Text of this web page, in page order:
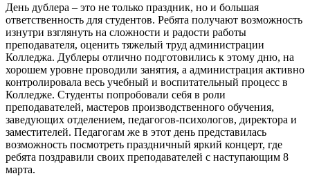
День дублера – это не только праздник, но и большая
ответственность для студентов. Ребята получают возможность
изнутри взглянуть на сложности и радости работы
преподавателя, оценить тяжелый труд администрации
Колледжа. Дублеры отлично подготовились к этому дню, на
хорошем уровне проводили занятия, а администрация активно
контролировала весь учебный и воспитательный процесс в
Колледже. Студенты попробовали себя в роли
преподавателей, мастеров производственного обучения,
заведующих отделением, педагогов-психологов, директора и
заместителей. Педагогам же в этот день представилась
возможность посмотреть праздничный яркий концерт, где
ребята поздравили своих преподавателей с наступающим 8
марта.